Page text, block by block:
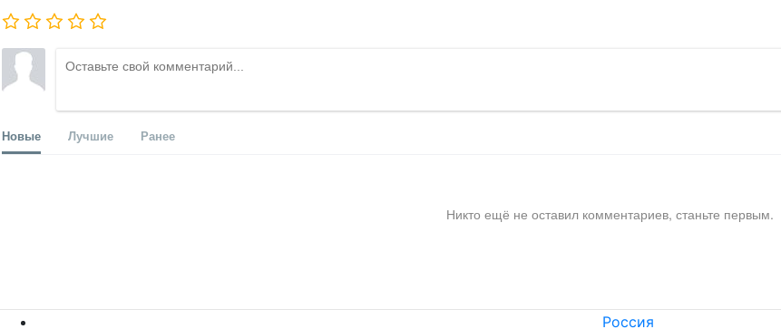
Новые Лучшие Ранее
Никто ещё не оставил комментариев, станьте первым.
Россия